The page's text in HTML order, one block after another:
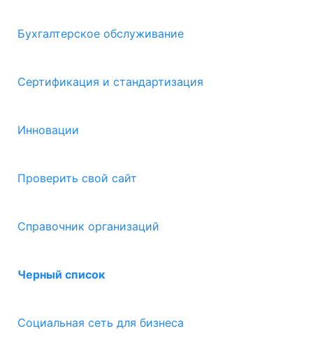
Бухгалтерское обслуживание
Сертификация и стандартизация
Инновации
Проверить свой сайт
Справочник организаций
Черный список
Социальная сеть для бизнеса